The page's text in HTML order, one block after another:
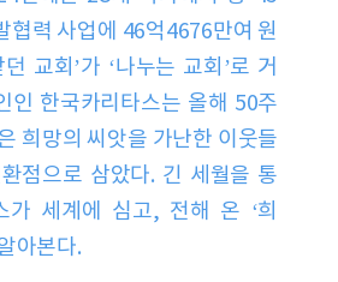
협력 사업에 46억4676만여 원
교회’가 ‘나누는 교회’로 거
인 한국카리타스는 올해 50주
희망의 씨앗을 가난한 이웃들
점으로 삼았다. 긴 세월을 통
가 세계에 심고, 전해 온 ‘희
아본다.